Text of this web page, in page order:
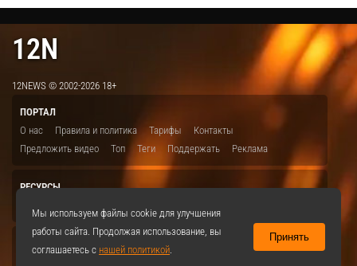
12N
12NEWS © 2002-2026 18+
ПОРТАЛ
О нас
Правила и политика Тарифы
Контакты
Предложить видео
Топ Теги Поддержать Реклама
РЕСУРСЫ
Мы используем файлы cookie для улучшения
работы сайта. Продолжая использование, вы
соглашаетесь с нашей политикой.
Принять